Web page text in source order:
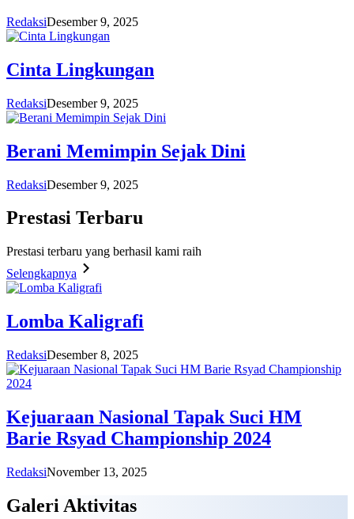
RedaksiDesember 9, 2025
Cinta Lingkungan
RedaksiDesember 9, 2025
Berani Memimpin Sejak Dini
RedaksiDesember 9, 2025
Prestasi Terbaru
Prestasi terbaru yang berhasil kami raih
Selengkapnya
Lomba Kaligrafi
RedaksiDesember 8, 2025
Kejuaraan Nasional Tapak Suci HM
Barie Rsyad Championship 2024
RedaksiNovember 13, 2025
Galeri Aktivitas